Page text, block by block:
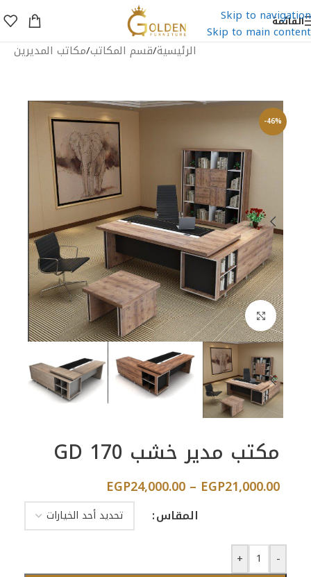
Skip to navigation
Skip to main content
القائمة
الرئيسية/قسم المكاتب/مكاتب المديرين
-46%
اضغط للتكبير
مكتب مدير خشب GD 170
EGP21,000.00
–
EGP24,000.00
المقاس
-
+